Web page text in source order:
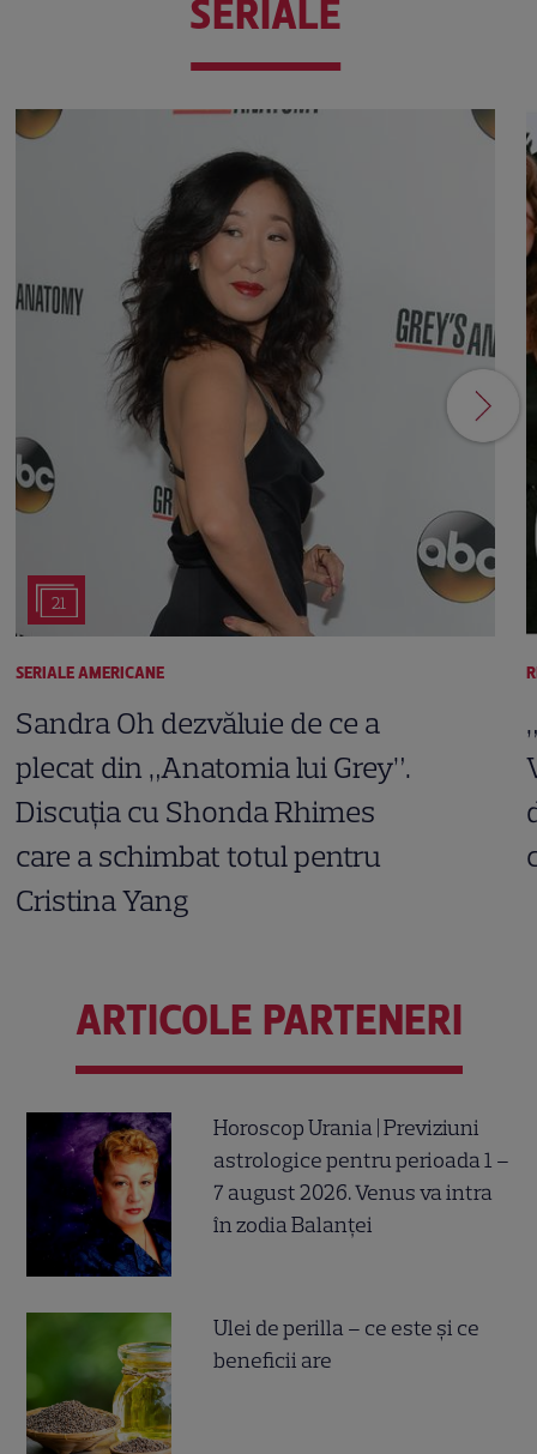
SERIALE
21
SERIALE AMERICANE
Sandra Oh dezvăluie de ce a
plecat din „Anatomia lui Grey”.
Discuția cu Shonda Rhimes
care a schimbat totul pentru
Cristina Yang
ARTICOLE PARTENERI
Horoscop Urania | Previziuni
astrologice pentru perioada 1 –
7 august 2026. Venus va intra
în zodia Balanței
Ulei de perilla – ce este și ce
beneficii are